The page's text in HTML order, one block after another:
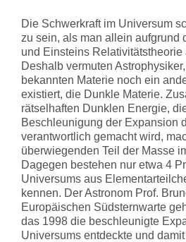
Die Schwerkraft im Universum
zu sein, als man allein aufgrund
und Einsteins Relativitätstheorie
Deshalb vermuten
bekannten Materie noch ein
existiert, die Dunkle Materie.
rätselhaften Dunklen Energie,
Beschleunigung der Expansion
verantwortlich gemacht wird,
überwiegenden Teil der Masse
Dagegen bestehen nur etwa 4
Universums aus
kennen. Der Astronom Prof.
Europäischen Südsternwarte
das 1998 die beschleunigte
Universums entdeckte und